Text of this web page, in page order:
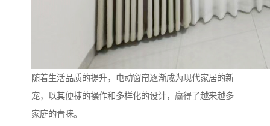
随着生活品质的提升，电动窗帘逐渐成为现代家居的新
宠，以其便捷的操作和多样化的设计，赢得了越来越多
家庭的青睐。